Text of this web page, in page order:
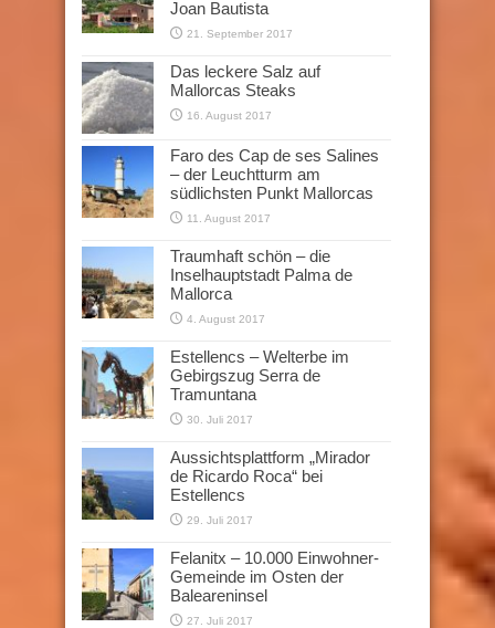
Joan Bautista
21. September 2017
Das leckere Salz auf
Mallorcas Steaks
16. August 2017
Faro des Cap de ses Salines
– der Leuchtturm am
südlichsten Punkt Mallorcas
11. August 2017
Traumhaft schön – die
Inselhauptstadt Palma de
Mallorca
4. August 2017
Estellencs – Welterbe im
Gebirgszug Serra de
Tramuntana
30. Juli 2017
Aussichtsplattform „Mirador
de Ricardo Roca“ bei
Estellencs
29. Juli 2017
Felanitx – 10.000 Einwohner-
Gemeinde im Osten der
Baleareninsel
27. Juli 2017